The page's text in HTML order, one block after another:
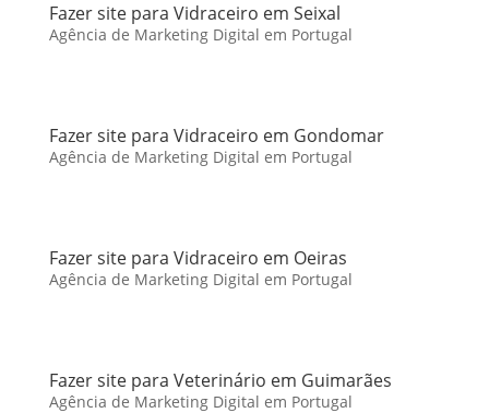
Fazer site para Vidraceiro em Seixal
Agência de Marketing Digital em Portugal
Fazer site para Vidraceiro em Gondomar
Agência de Marketing Digital em Portugal
Fazer site para Vidraceiro em Oeiras
Agência de Marketing Digital em Portugal
Fazer site para Veterinário em Guimarães
Agência de Marketing Digital em Portugal